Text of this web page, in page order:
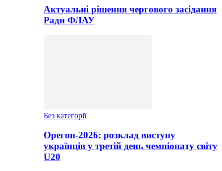
Актуальні рішення чергового засідання
Ради ФЛАУ
Без категорії
Орегон-2026: розклад виступу
українців у третій день чемпіонату світу
U20